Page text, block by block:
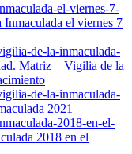
el-viernes-7-
el viernes 7
de-la-inmaculada-
Matriz – Vigilia de la
de-la-inmaculada-
2021
2018-en-el-
2018 en el